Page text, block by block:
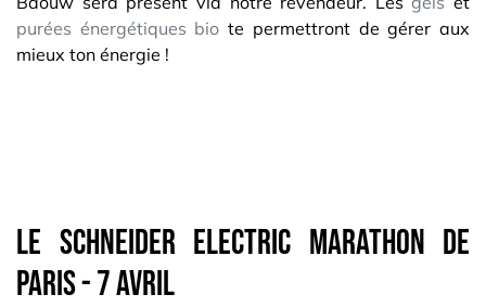
purées énergétiques bio te permettront de gérer aux
mieux ton énergie !
le Schneider Electric marathon de
paris - 7 avril